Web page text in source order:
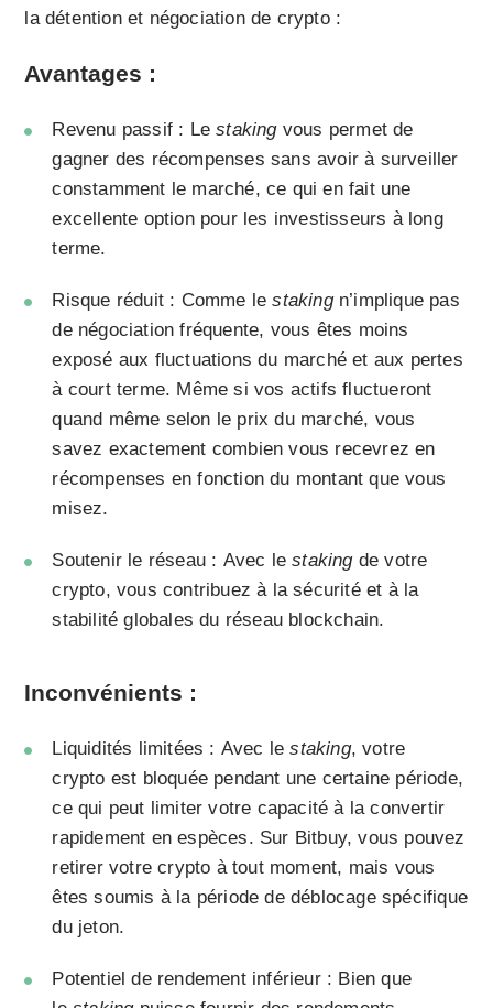
la détention et négociation de crypto :
Avantages :
Revenu passif : Lestakingvous permet de
gagner des récompenses sans avoir à surveiller
constamment le marché, ce qui en fait une
excellente option pour les investisseurs à long
terme.
Risque réduit : Comme lestakingn’implique pas
de négociation fréquente, vous êtes moins
exposé aux fluctuations du marché et aux pertes
à court terme. Même si vos actifs fluctueront
quand même selon le prix du marché, vous
savez exactement combien vous recevrez en
récompenses en fonction du montant que vous
misez.
Soutenir le réseau : Avec lestakingde votre
crypto, vous contribuez à la sécurité et à la
stabilité globales du réseau blockchain.
Inconvénients :
Liquidités limitées : Avec lestaking, votre
crypto est bloquée pendant une certaine période,
ce qui peut limiter votre capacité à la convertir
rapidement en espèces. Sur Bitbuy, vous pouvez
retirer votre crypto à tout moment, mais vous
êtes soumis à la période de déblocage spécifique
du jeton.
Potentiel de rendement inférieur : Bien que